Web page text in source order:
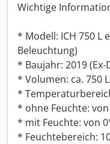
Wichtige
* Modell: ICH 750 L
Beleuchtung)
* Baujahr: 2019 (Ex-
* Volumen: ca. 750
*
* ohne Feuchte: von
* mit Feuchte: von
* Feuchtebereich: